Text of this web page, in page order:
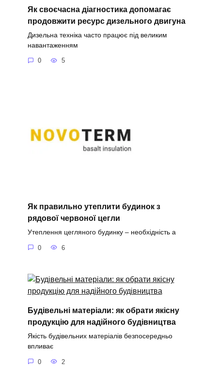
Як своєчасна діагностика допомагає
продовжити ресурс дизельного двигуна
Дизельна техніка часто працює під великим
навантаженням
0 5
Як правильно утеплити будинок з
рядової червоної цегли
Утеплення цегляного будинку – необхідність а
0 6
Будівельні матеріали: як обрати якісну
продукцію для надійного будівництва
Якість будівельних матеріалів безпосередньо
впливає
0 2